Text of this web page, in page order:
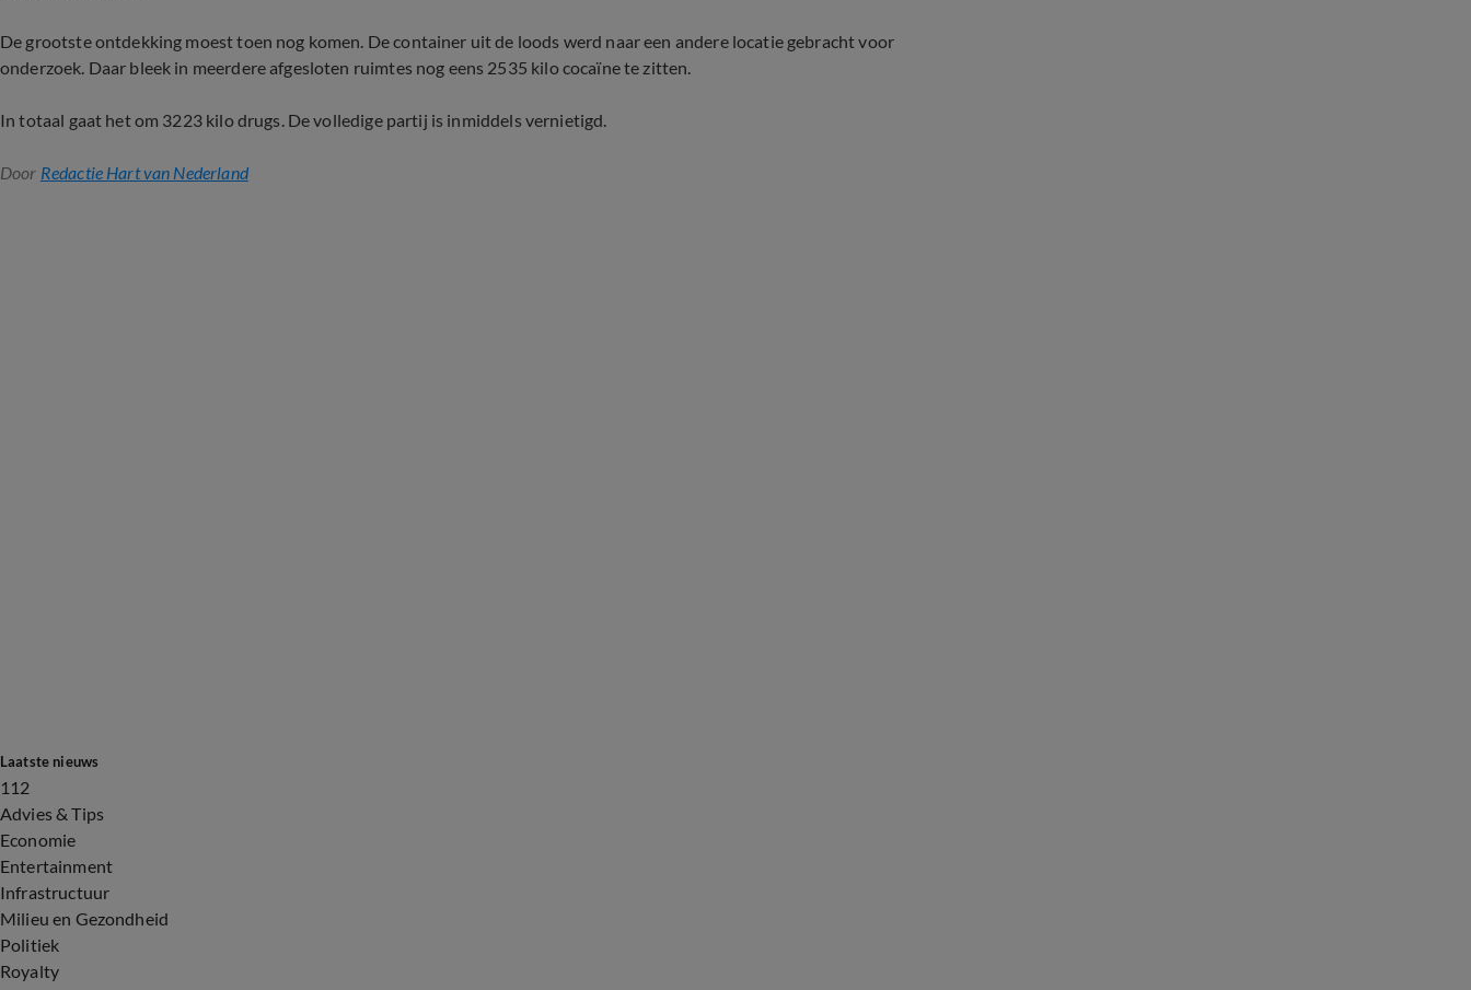
De grootste ontdekking moest toen nog komen. De container uit de loods werd naar een andere locatie gebracht voor
onderzoek. Daar bleek in meerdere afgesloten ruimtes nog eens 2535 kilo cocaïne te zitten.
In totaal gaat het om 3223 kilo drugs. De volledige partij is inmiddels vernietigd.
Door Redactie Hart van Nederland
Laatste nieuws
112
Advies & Tips
Economie
Entertainment
Infrastructuur
Milieu en Gezondheid
Politiek
Royalty